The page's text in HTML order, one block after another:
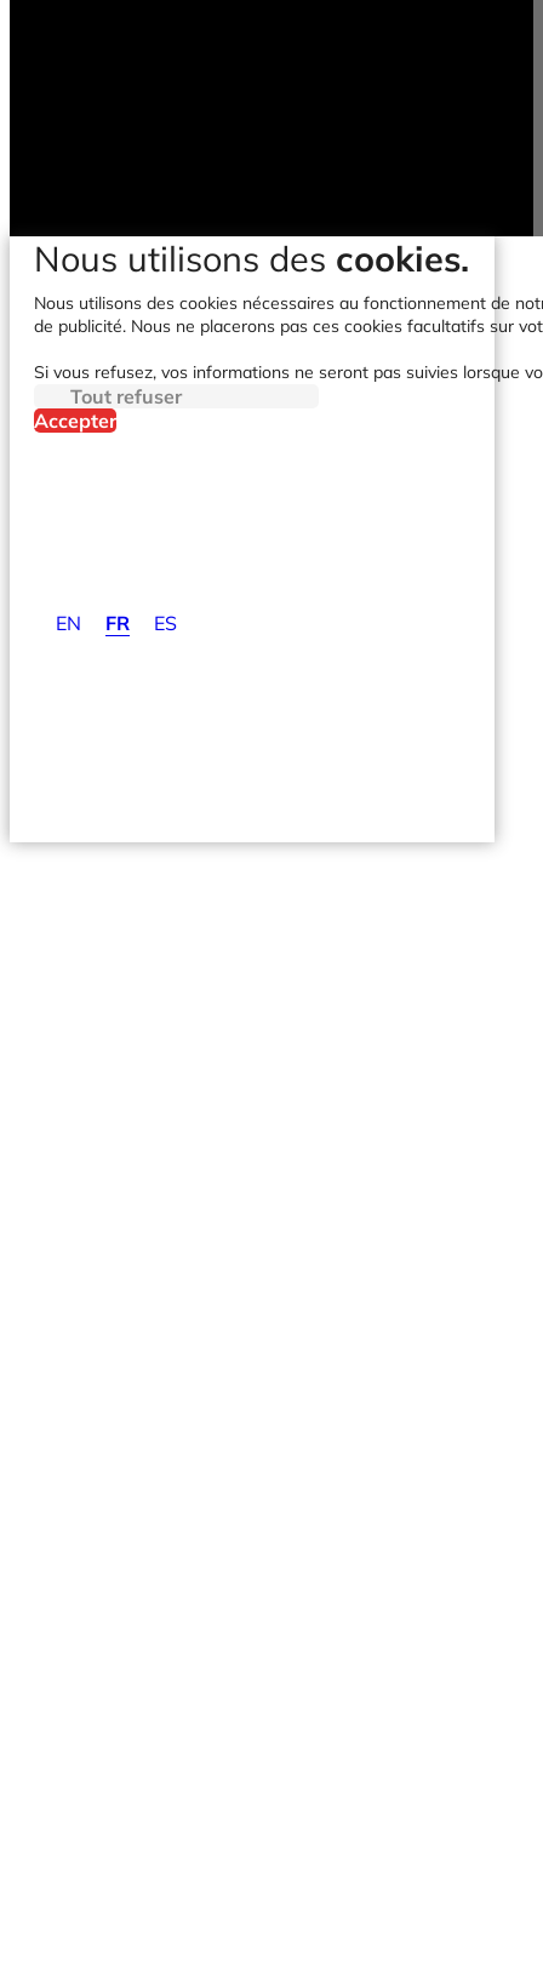
EN FR ES
Nous utilisons des cookies.
Nous utilisons des cookies nécessaires au fonctionnement de
de publicité. Nous ne placerons pas ces cookies facultatifs sur
Si vous refusez, vos informations ne seront pas suivies lorsque
Tout refuser
Accepter